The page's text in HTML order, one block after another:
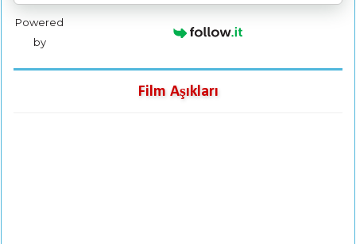
Powered
by
Film Aşıkları